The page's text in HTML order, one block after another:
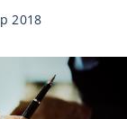
2018